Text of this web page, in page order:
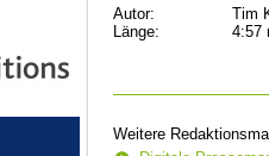
Autor:
Tim
Länge:
4:57
Weitere